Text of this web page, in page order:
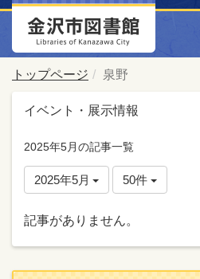
トップページ 泉野
イベント・展示情報
2025年5月の記事一覧
2025年5月 50件
記事がありません。